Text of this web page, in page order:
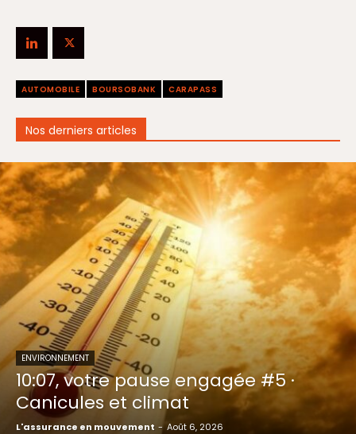
AUTOMOBILE BOURSOBANK CARAPASS
Nos derniers articles
ENVIRONNEMENT
10:07, votre pause engagée #5 ·
Canicules et climat
L'assurance en mouvement - Août 6, 2026